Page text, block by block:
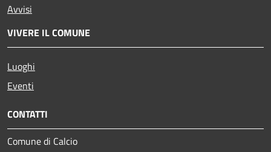
Avvisi
VIVERE IL COMUNE
Luoghi
Eventi
CONTATTI
Comune di Calcio